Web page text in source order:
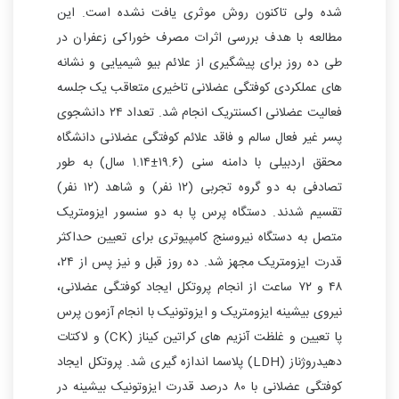
شده ولی تاکنون روش موثری یافت نشده است. این
مطالعه با هدف بررسی اثرات مصرف خوراکی زعفران در
طی ده روز برای پیشگیری از علائم بیو شیمیایی و نشانه
های عملکردی کوفتگی عضلانی تاخیری متعاقب یک جلسه
فعالیت عضلانی اکسنتریک انجام شد. تعداد ۲۴ دانشجوی
پسر غیر فعال سالم و فاقد علائم کوفتگی عضلانی دانشگاه
محقق اردبیلی با دامنه سنی (۱۹.۶±۱.۱۴ سال) به طور
تصادفی به دو گروه تجربی (۱۲ نفر) و شاهد (۱۲ نفر)
تقسیم شدند. دستگاه پرس پا به دو سنسور ایزومتریک
متصل به دستگاه نیروسنج کامپیوتری برای تعیین حداکثر
قدرت ایزومتریک مجهز شد. ده روز قبل و نیز پس از ۲۴،
۴۸ و ۷۲ ساعت از انجام پروتکل ایجاد کوفتگی عضلانی،
نیروی بیشینه ایزومتریک و ایزوتونیک با انجام آزمون پرس
پا تعیین و غلظت آنزیم های کراتین کیناز (CK) و لاکتات
دهیدروژناز (LDH) پلاسما اندازه گیری شد. پروتکل ایجاد
کوفتگی عضلانی با ۸۰ درصد قدرت ایزوتونیک بیشینه در